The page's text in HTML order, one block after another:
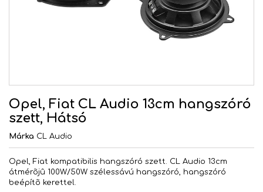
Opel, Fiat CL Audio 13cm hangszóró
szett, Hátsó
Márka CL Audio
Opel, Fiat kompatibilis hangszóró szett. CL Audio 13cm
átmérõjû 100W/50W szélessávú hangszóró, hangszóró
beépítõ kerettel.